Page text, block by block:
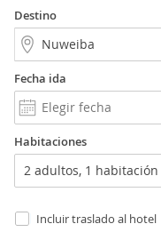
Destino
Fecha ida
Habitaciones
Incluir traslado al hotel